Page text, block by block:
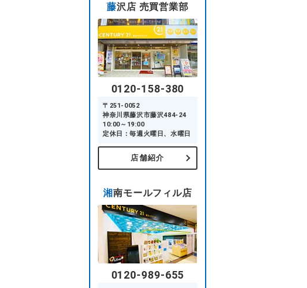
藤沢店 売買営業部
0120-158-380
〒251-0052
神奈川県藤沢市藤沢484-24
10:00～19:00
定休日：毎週火曜日、水曜日
店舗紹介
湘南モールフィル店
0120-989-655